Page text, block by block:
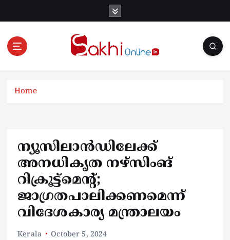
Online News Portal
Home
ന്യൂസിലാൻഡിലേക്ക്
അനധികൃത നഴ്സിംങ്
റിക്രൂട്ട്മെന്റ്;
ജാഗ്രതപാലിക്കണമെന്ന്
വിദേശകാര്യ മന്ത്രാലയം
Kerala October 5, 2024